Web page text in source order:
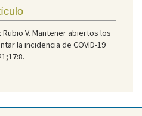
V. Mantener abiertos los
la incidencia de COVID-19